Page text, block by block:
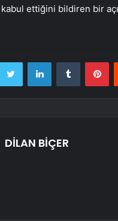
ettiğini bildiren bir
Twitter LinkedInTumblr
DİLAN BİÇER